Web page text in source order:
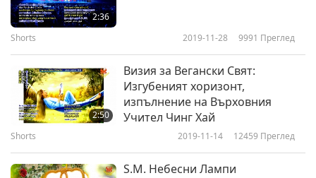
2:36
Shorts 2019-11-28 9991 Преглед
2:50
Визия за Вегански Свят:
Изгубеният хоризонт,
изпълнение на Върховния
Учител Чинг Хай
Shorts 2019-11-14 12459 Преглед
S.M. Небесни Лампи